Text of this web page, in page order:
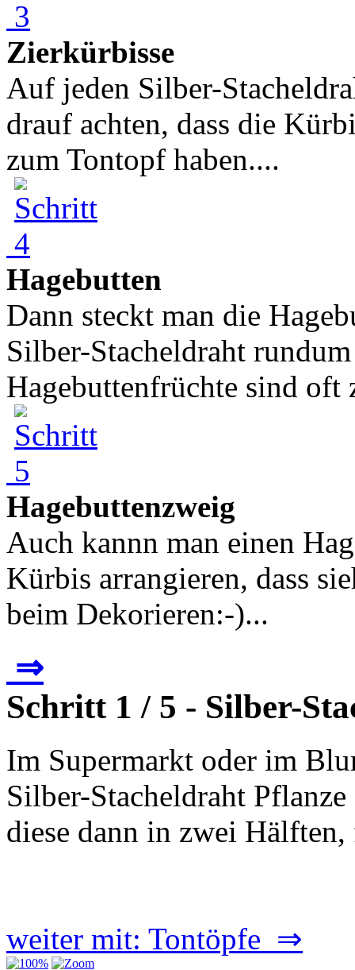
Zierkürbisse
Auf jeden Silber-
drauf achten, dass die
zum Tontopf haben....
Hagebutten
Dann steckt man die
Silber-Stacheldraht
Hagebuttenfrüchte sind
Hagebuttenzweig
Auch kannn man einen
Kürbis arrangieren, dass
beim Dekorieren:-)...
⇒
Schritt 1 / 5 - Silber-
Im Supermarkt oder im
Silber-Stacheldraht
diese dann in zwei
weiter mit: Tontöpfe ⇒